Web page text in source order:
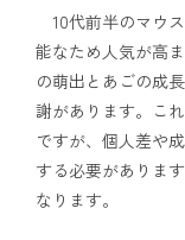
10代前半のマウ
能なため人気が高
の萌出とあごの成
謝があります。こ
ですが、個人差や
する必要がありま
なります。